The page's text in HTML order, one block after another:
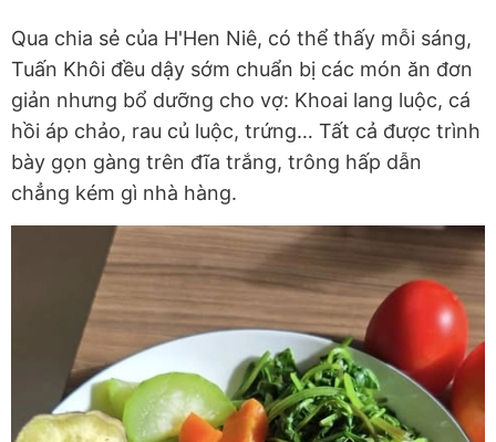
Qua chia sẻ của H'Hen Niê, có thể thấy mỗi sáng,
Tuấn Khôi đều dậy sớm chuẩn bị các món ăn đơn
giản nhưng bổ dưỡng cho vợ: Khoai lang luộc, cá
hồi áp chảo, rau củ luộc, trứng… Tất cả được trình
bày gọn gàng trên đĩa trắng, trông hấp dẫn
chẳng kém gì nhà hàng.